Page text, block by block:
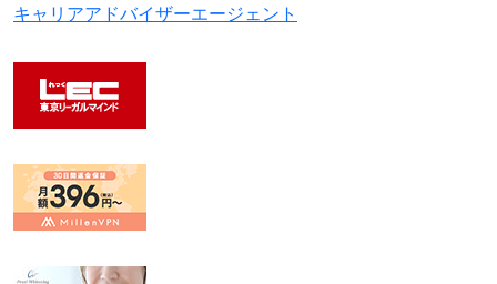
キャリアアドバイザーエージェント